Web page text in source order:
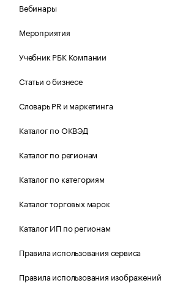
Вебинары
Мероприятия
Учебник РБК Компании
Статьи о бизнесе
Словарь PR и маркетинга
Каталог по ОКВЭД
Каталог по регионам
Каталог по категориям
Каталог торговых марок
Каталог ИП по регионам
Правила использования сервиса
Правила использования изображений